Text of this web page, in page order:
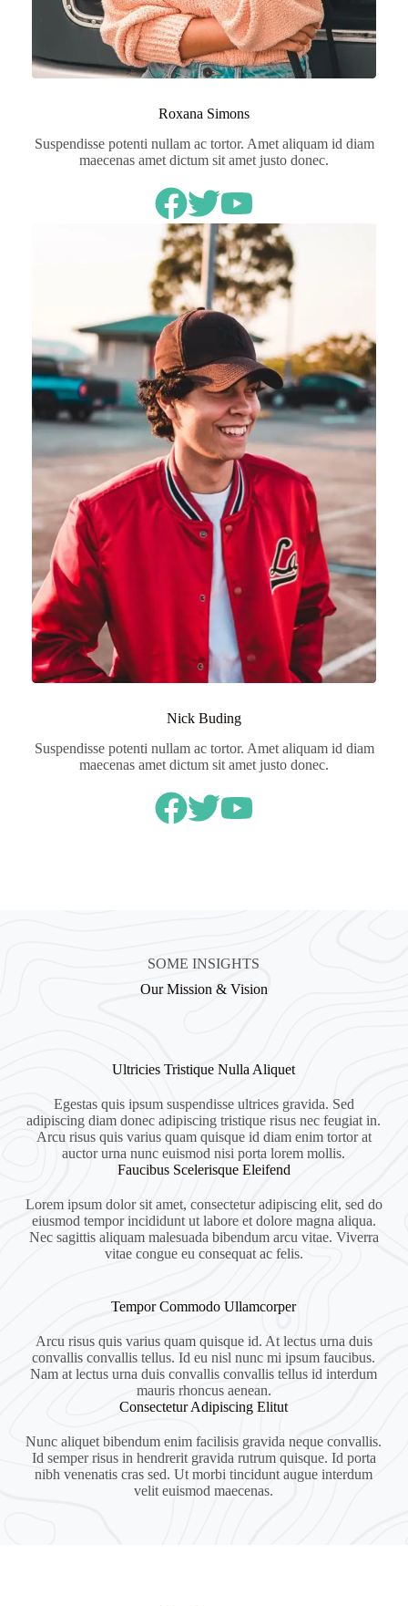
Roxana Simons
Suspendisse potenti nullam ac tortor. Amet aliquam id diam
maecenas amet dictum sit amet justo donec.
Nick Buding
Suspendisse potenti nullam ac tortor. Amet aliquam id diam
maecenas amet dictum sit amet justo donec.
SOME INSIGHTS
Our Mission & Vision
Ultricies Tristique Nulla Aliquet
Egestas quis ipsum suspendisse ultrices gravida. Sed
adipiscing diam donec adipiscing tristique risus nec feugiat in.
Arcu risus quis varius quam quisque id diam enim tortor at
auctor urna nunc euismod nisi porta lorem mollis.
Faucibus Scelerisque Eleifend
Lorem ipsum dolor sit amet, consectetur adipiscing elit, sed do
eiusmod tempor incididunt ut labore et dolore magna aliqua.
Nec sagittis aliquam malesuada bibendum arcu vitae. Viverra
vitae congue eu consequat ac felis.
Tempor Commodo Ullamcorper
Arcu risus quis varius quam quisque id. At lectus urna duis
convallis convallis tellus. Id eu nisl nunc mi ipsum faucibus.
Nam at lectus urna duis convallis convallis tellus id interdum
mauris rhoncus aenean.
Consectetur Adipiscing Elitut
Nunc aliquet bibendum enim facilisis gravida neque convallis.
Id semper risus in hendrerit gravida rutrum quisque. Id porta
nibh venenatis cras sed. Ut morbi tincidunt augue interdum
velit euismod maecenas.